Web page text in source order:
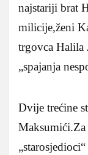
najstariji brat
milicije,ženi
trgovca Halila
„spajanja
Dvije trećine
Maksumići.Za